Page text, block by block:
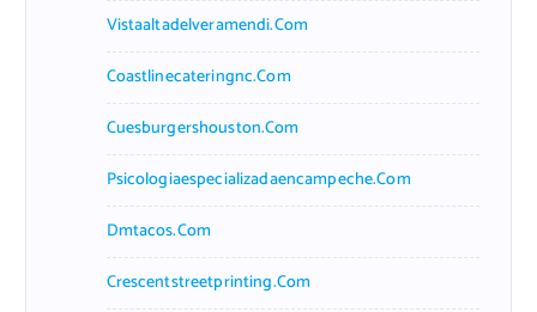
Vistaaltadelveramendi.com
Coastlinecateringnc.com
Cuesburgershouston.com
Psicologiaespecializadaencampeche.com
Dmtacos.com
Crescentstreetprinting.com